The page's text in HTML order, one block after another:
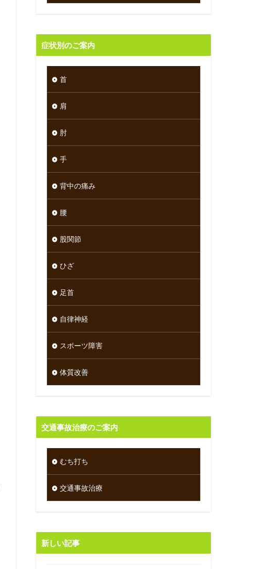
症状別のご案内
首
肩
肘
手
背中の痛み
腰
股関節
ひざ
足首
自律神経
スポーツ障害
体質改善
交通事故治療のご案内
むち打ち
交通事故治療
新しい記事